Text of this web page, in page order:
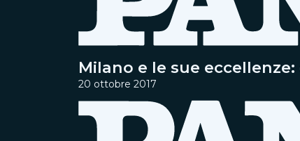
Milano e le sue
20 ottobre 2017